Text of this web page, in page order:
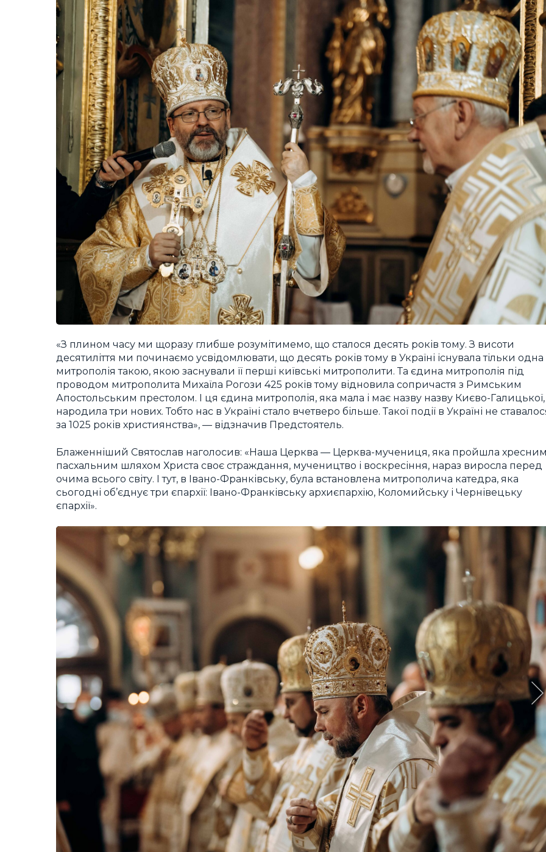
«З плином часу ми щоразу глибше розумітимемо, що сталося десять років тому. З висоти
десятиліття ми починаємо усвідомлювати, що десять років тому в Україні існувала тільки одна
митрополія такою, якою заснували її перші київські митрополити. Та єдина митрополія під
проводом митрополита Михаїла Рогози 425 років тому відновила сопричастя з Римським
Апостольським престолом. І ця єдина митрополія, яка мала і має назву назву Києво-Галицької,
народила три нових. Тобто нас в Україні стало вчетверо більше. Такої події в Україні не
за 1025 років християнства», — відзначив Предстоятель.
Блаженніший Святослав наголосив: «Наша Церква — Церква-мучениця, яка пройшла
пасхальним шляхом Христа своє страждання, мучеництво і воскресіння, нараз виросла перед
очима всього світу. І тут, в Івано-Франківську, була встановлена митрополича катедра, яка
сьогодні об’єднує три єпархії: Івано-Франківську архиєпархію, Коломийську і Чернівецьку
єпархії».